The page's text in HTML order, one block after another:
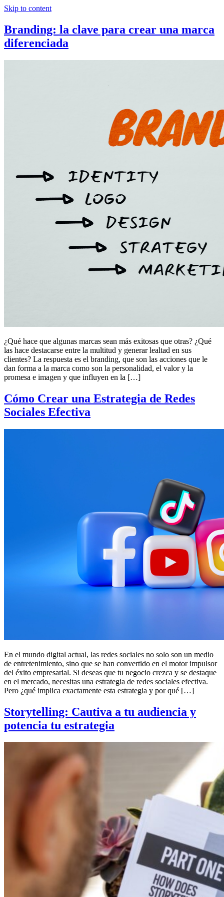
Skip to content
Branding: la clave para crear una marca
diferenciada
¿Qué hace que algunas marcas sean más exitosas que otras? ¿Qué
las hace destacarse entre la multitud y generar lealtad en sus
clientes? La respuesta es el branding, que son las acciones que le
dan forma a la marca como son la personalidad, el valor y la
promesa e imagen y que influyen en la […]
Cómo Crear una Estrategia de Redes
Sociales Efectiva
En el mundo digital actual, las redes sociales no solo son un medio
de entretenimiento, sino que se han convertido en el motor impulsor
del éxito empresarial. Si deseas que tu negocio crezca y se destaque
en el mercado, necesitas una estrategia de redes sociales efectiva.
Pero ¿qué implica exactamente esta estrategia y por qué […]
Storytelling: Cautiva a tu audiencia y
potencia tu estrategia